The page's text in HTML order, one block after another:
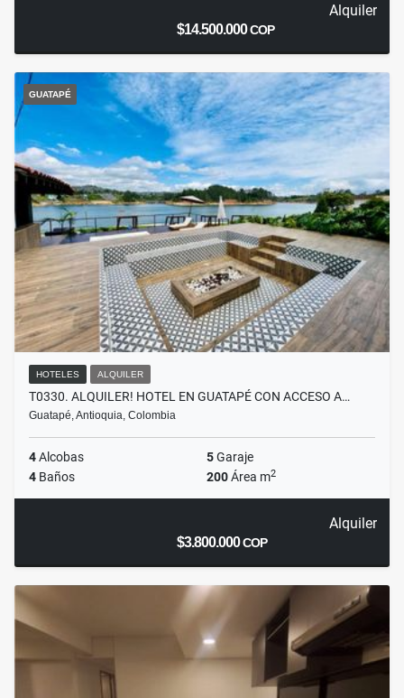
Alquiler
$14.500.000COP
GUATAPÉ
HOTELES ALQUILER
T0330. ALQUILER! HOTEL EN GUATAPÉ CON ACCESO A…
Guatapé, Antioquia, Colombia
4Alcobas 5Garaje
4 Baños 200Área m2
Alquiler
$3.800.000COP